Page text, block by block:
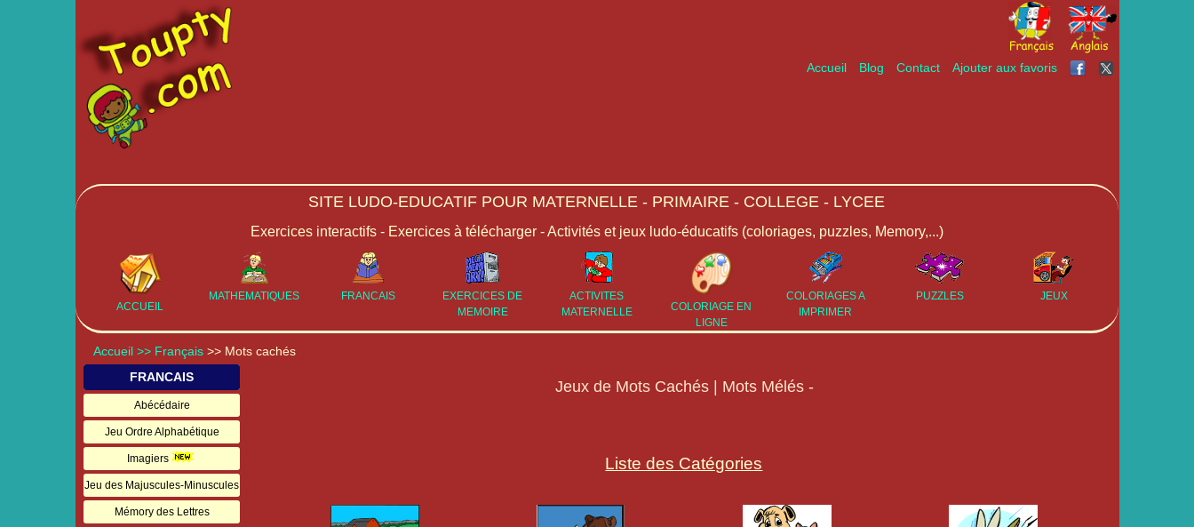
Accueil Blog Contact Ajouter aux favoris
SITE LUDO-EDUCATIF POUR MATERNELLE - PRIMAIRE - COLLEGE - LYCEE
Exercices interactifs - Exercices à télécharger - Activités et jeux ludo-éducatifs (coloriages, puzzles, Memory,...)
ACCUEIL
MATHEMATIQUES FRANCAIS
EXERCICES DE
MEMOIRE
ACTIVITES
MATERNELLE
COLORIAGE EN
LIGNE
COLORIAGES A
IMPRIMER
PUZZLES JEUX
Accueil >> Français >> Mots cachés
FRANCAIS
Abécédaire
Jeu Ordre Alphabétique
Imagiers
Jeu des Majuscules-Minuscules
Mémory des Lettres
Jeux de Mots Cachés | Mots Mélés -
Liste des Catégories